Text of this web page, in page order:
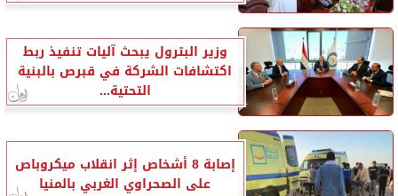
وزير البترول يبحث آليات تنفيذ ربط
اكتشافات الشركة في قبرص بالبنية
التحتية...
إصابة 8 أشخاص إثر انقلاب ميكروباص
على الصحراوي الغربي بالمنيا